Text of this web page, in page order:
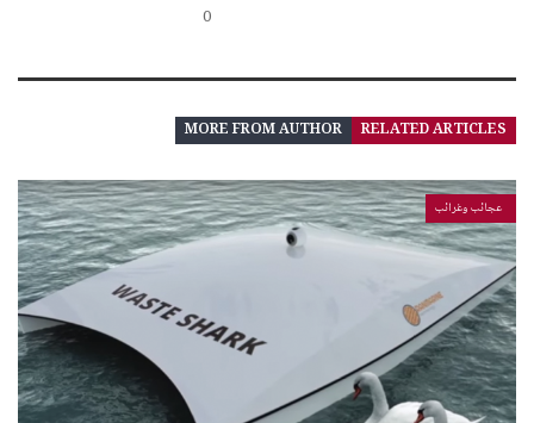
0
RELATED ARTICLES
MORE FROM AUTHOR
عجائب وغرائب